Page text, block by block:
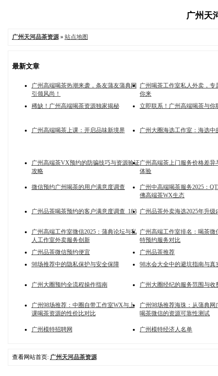
广州天
广州天河品茶资源» 站点地图
最新文章
广州高端喝茶热潮来袭，条友蒲友蒲典网
引领风尚！
广州喝茶工作室私人外卖，专
你来
稀缺！广州高端喝茶资源独家揭秘
立即联系！广州高端喝茶与你
广州高端喝茶上课：开启品味新境界 广州大圈海选工作室：海选中
广州高端茶VX预约的防骗技巧与资源验证
攻略
广州高端茶上门服务价格差异
体验
微信预约广州喝茶的用户满意度调查
广州中高端喝茶服务2025：
佛高端茶WX生态
广州品茶喝茶预约的客户满意度调查_183 广州品茶外卖海选2025年升级
广州高端工作室微信2025：蒲典论坛与私
人工作室外卖服务创新
广州高端工作室排名：喝茶微
特预约服务对比
广州品茶微信预约便宜
广州品茶推荐
98场推荐中的隐私保护与安全保障
98水会大全中的避坑指南与真
广州大圈预约全流程操作指南 广州大圈经纪的服务范围与收
广州98场推荐：中圈自带工作室WX与上
课喝茶资源的性价比对比
广州98场推荐海珠：从蒲典网
喝茶微信的资源可靠性测试
广州模特招聘网 广州模特经济人名单
查看网站首页: 广州天河品茶资源